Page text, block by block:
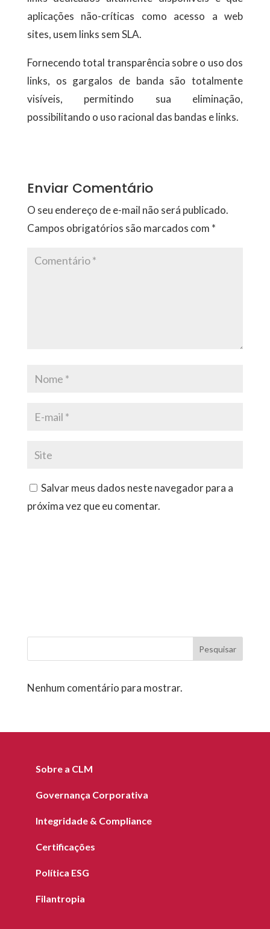
aplicações não-críticas como acesso a web
sites, usem links sem SLA.
Fornecendo total transparência sobre o uso dos
links, os gargalos de banda são totalmente
visíveis, permitindo sua eliminação,
possibilitando o uso racional das bandas e links.
Enviar Comentário
O seu endereço de e-mail não será publicado.
Campos obrigatórios são marcados com *
Salvar meus dados neste navegador para a
próxima vez que eu comentar.
Pesquisar
Nenhum comentário para mostrar.
Sobre a CLM
Governança Corporativa
Integridade & Compliance
Certificações
Política ESG
Filantropia